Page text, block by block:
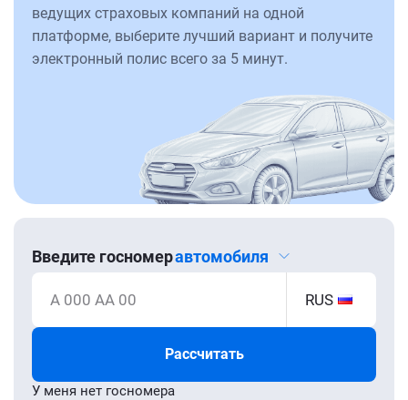
ведущих страховых компаний на одной
платформе, выберите лучший вариант и получите
электронный полис всего за 5 минут.
Введите госномеравтомобиля
А 000 АА 00 RUS
Рассчитать
У меня нет госномера